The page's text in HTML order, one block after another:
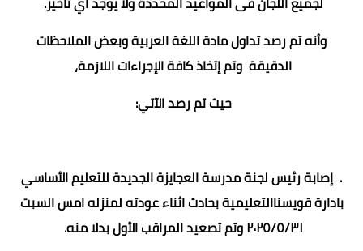
وأنه تم رصد تداول مادة اللغة العربية وبعض الملاحظات
الدقيقة وتم إتخاذ كافة الإجراءات اللازمة،
حيث تم رصد الآتي:
. إصابة رئيس لجنة مدرسة العجايزة الجديدة للتعليم الأساسي
بادارة قويسناالتعليمية بحادث اثناء عودته لمنزله امس السبت
٢٠٢٥/٥/٣١ وتم تصعيد المراقب الأول بدلا منه.